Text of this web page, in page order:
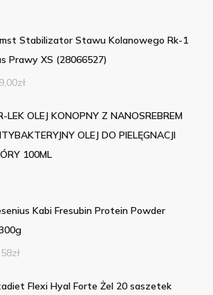
Stabilizator Stawu Kolanowego Rk-1
Prawy XS (28066527)
zł
LEK OLEJ KONOPNY Z NANOSREBREM
OLEJ DO PIELĘGNACJI
100ML
Kabi Fresubin Protein Powder
zł
Flexi Hyal Forte Żel 20 saszetek